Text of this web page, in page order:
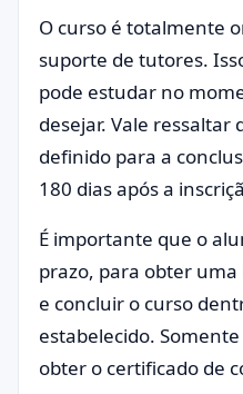
O curso é totalmente
suporte de tutores.
pode estudar no
desejar. Vale ressaltar
definido para a
180 dias após a
É importante que o
prazo, para obter
e concluir o curso
estabelecido.
obter o certificado de